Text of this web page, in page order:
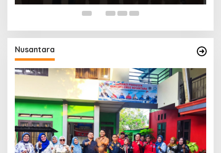
Nusantara